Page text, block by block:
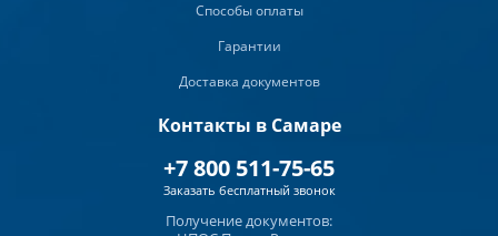
Способы оплаты
Гарантии
Доставка документов
Контакты в Самаре
+7 800 511-75-65
Заказать бесплатный звонок
Получение документов: